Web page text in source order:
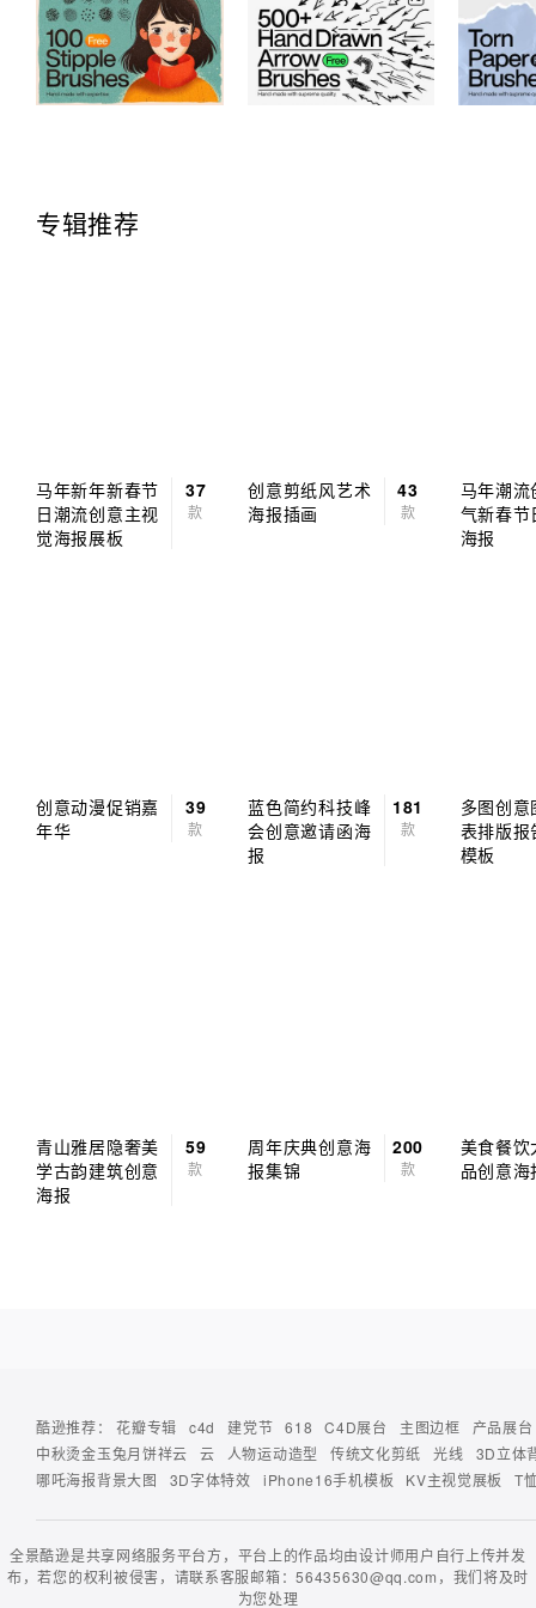
专辑推荐
马年新年新春节
日潮流创意主视
觉海报展板
37
款
创意剪纸风艺术
海报插画
43
款
马年潮流
气新春节
海报
创意动漫促销嘉
年华
39
款
蓝色简约科技峰
会创意邀请函海
报
181
款
多图创
表排版
模板
青山雅居隐奢美
学古韵建筑创意
海报
59
款
周年庆典创意海
报集锦
200
款
美食餐饮
品创意
酷逊推荐：花瓣专辑 c4d 建党节 618 C4D展台 主图边框
产品展台
中秋烫金玉兔月饼祥云
云 人物运动造型 传统文化剪纸 光线
3D立体
哪吒海报背景大图
3D字体特效 iPhone16手机模板 KV主视觉展板 T
全景酷逊是共享网络服务平台方，平台上的作品均由设计师用户自行上传并发
布，若您的权利被侵害，请联系客服邮箱：56435630@qq.com，我们将及时
为您处理